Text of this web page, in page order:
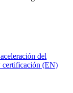
del
certificación (EN)